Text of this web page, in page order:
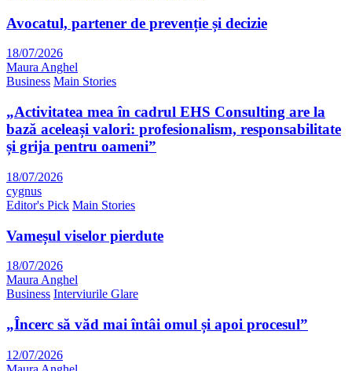
Avocatul, partener de prevenție și decizie
18/07/2026
Maura Anghel
Business Main Stories
„Activitatea mea în cadrul EHS Consulting are la
bază aceleași valori: profesionalism, responsabilitate
și grija pentru oameni”
18/07/2026
cygnus
Editor's Pick Main Stories
Vameșul viselor pierdute
18/07/2026
Maura Anghel
Business Interviurile Glare
„Încerc să văd mai întâi omul și apoi procesul”
12/07/2026